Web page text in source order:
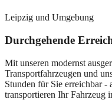
Leipzig und Umgebung
Durchgehende
Mit unseren modernst
Transportfahrzeugen und
Stunden für Sie erreichbar -
transportieren Ihr Fahrzeug